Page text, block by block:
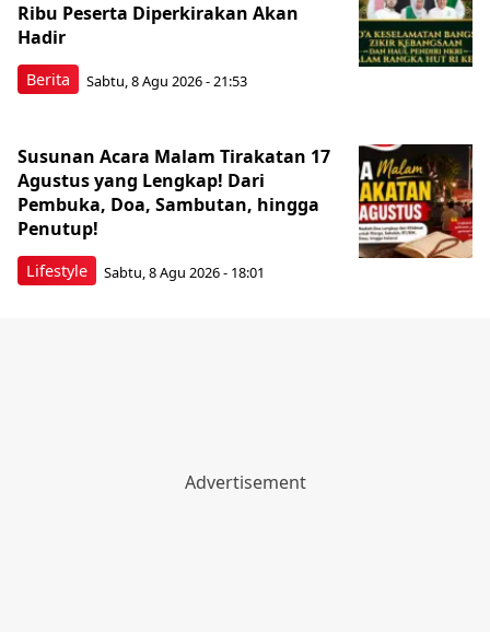
Berita
Ribu Peserta Diperkirakan Akan
Hadir
Sabtu, 8 Agu 2026 - 21:53
Lifestyle
Susunan Acara Malam Tirakatan 17
Agustus yang Lengkap! Dari
Pembuka, Doa, Sambutan, hingga
Penutup!
Sabtu, 8 Agu 2026 - 18:01